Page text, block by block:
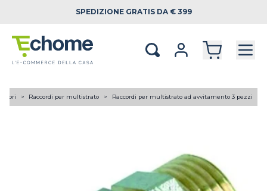
SPEDIZIONE GRATIS DA € 399
Raccordi per multistrato Raccordi per multistrato ad avvitamento 3 pezzi